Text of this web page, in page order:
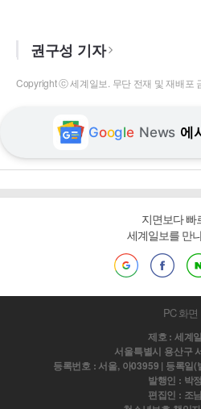
권구성 기자
Copyright ⓒ 세계일보. 무단 전재 및 재배포
Google News 에
지면보다 빠
세계일보를 만
PC 화면
제호 : 세계
서울특별시 용산구
등록번호 : 서울, 아03959 | 등록일
발행인 : 박
편집인 : 조